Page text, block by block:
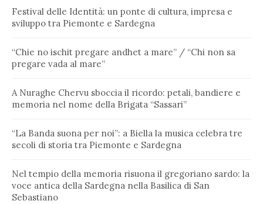
Festival delle Identità: un ponte di cultura, impresa e
sviluppo tra Piemonte e Sardegna
“Chie no ischit pregare andhet a mare” / “Chi non sa
pregare vada al mare”
A Nuraghe Chervu sboccia il ricordo: petali, bandiere e
memoria nel nome della Brigata “Sassari”
“La Banda suona per noi”: a Biella la musica celebra tre
secoli di storia tra Piemonte e Sardegna
Nel tempio della memoria risuona il gregoriano sardo: la
voce antica della Sardegna nella Basilica di San
Sebastiano